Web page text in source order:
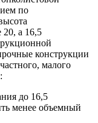
по
20, а 16,5
конструкции
малого
до 16,5
менее объемный